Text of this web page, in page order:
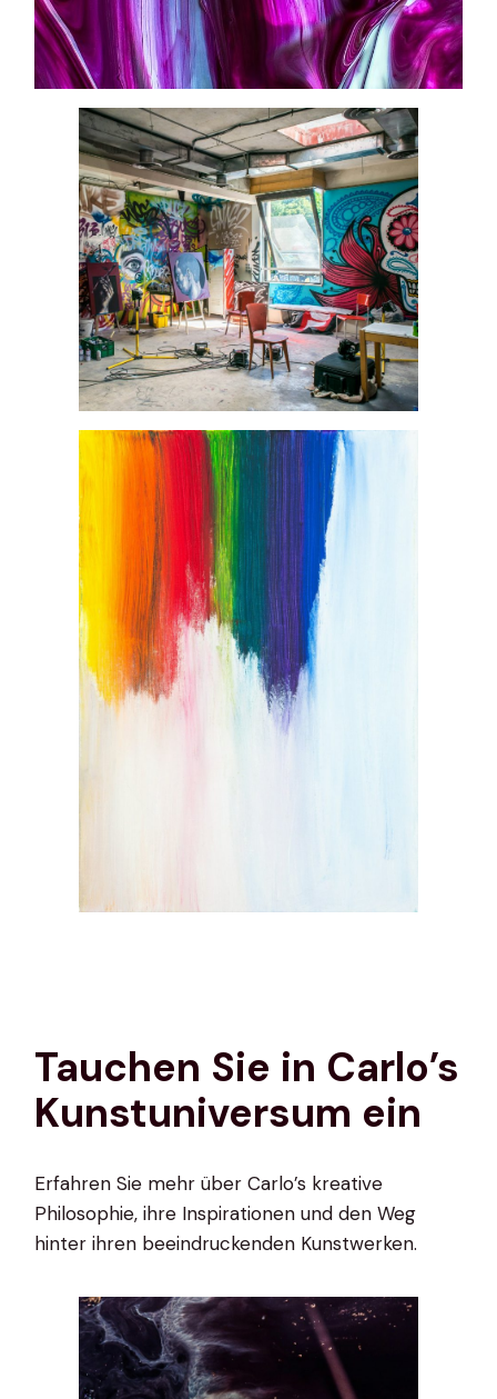
Tauchen Sie in Carlo’s
Kunstuniversum ein
Erfahren Sie mehr über Carlo’s kreative
Philosophie, ihre Inspirationen und den Weg
hinter ihren beeindruckenden Kunstwerken.